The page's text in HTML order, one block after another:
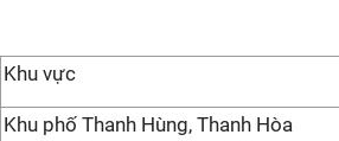
Khu vực
Khu phố Thanh Hùng, Thanh Hòa